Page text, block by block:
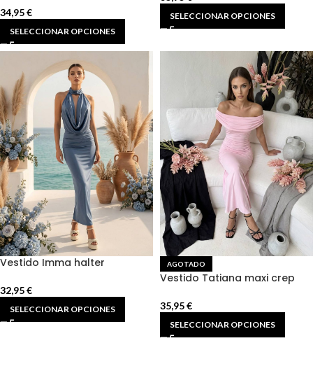
34,95€
SELECCIONAR OPCIONES
SELECCIONAR OPCIONES
Vestido Imma halter
32,95€
SELECCIONAR OPCIONES
AGOTADO
Vestido Tatiana maxi crep
35,95€
SELECCIONAR OPCIONES